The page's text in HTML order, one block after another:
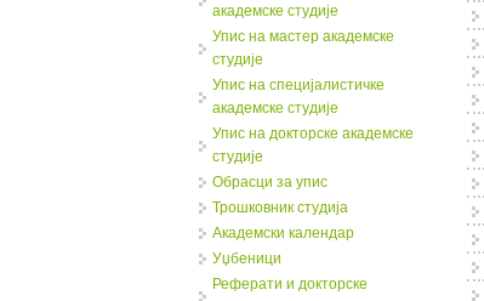
академске студије
Упис на мастер академске
студије
Упис на специјалистичке
академске студије
Упис на докторске академске
студије
Обрасци за упис
Трошковник студија
Академски календар
Уџбеници
Реферати и докторске